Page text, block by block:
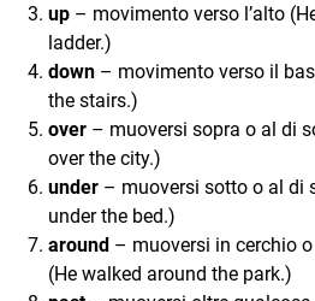
up – movimento verso l’alto
ladder.)
down – movimento verso il
the stairs.)
over – muoversi sopra o al di
over the city.)
under – muoversi sotto o al di
under the bed.)
around – muoversi in cerchio
(He walked around the park.)